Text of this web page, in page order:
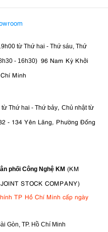
từ Thứ hai - Thứ sáu, Thứ
h30 - 16h30) 96 Nam Kỳ Khởi
Minh
Thứ hai - Thứ bảy, Chủ nhật từ
- 134 Yên Lãng, Phường Đống
phối Công Nghệ KM (KM
STOCK COMPANY)
TP Hồ Chí Minh cấp ngày
Gòn, TP. Hồ Chí Minh